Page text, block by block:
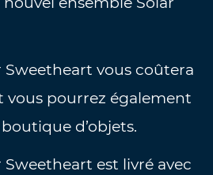
Sweetheart vous coûtera
vous pourrez également
d’objets.
Sweetheart est livré avec